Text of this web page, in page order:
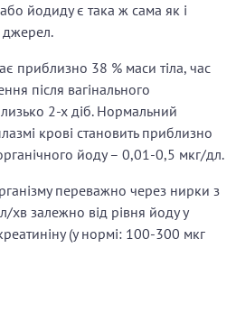
йодиду є така ж сама як і
джерел.
приблизно 38 % маси тіла, час
після вагінального
2-х діб. Нормальний
крові становить приблизно
йоду – 0,01-0,5 мкг/дл.
переважно через нирки з
хв залежно від рівня йоду у
(у нормі: 100-300 мкг